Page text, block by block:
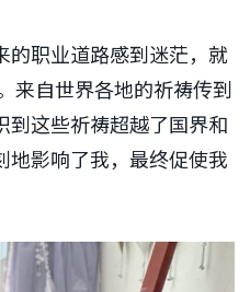
的职业道路感到迷茫，就
来自世界各地的祈祷传到
到这些祈祷超越了国界和
地影响了我，最终促使我